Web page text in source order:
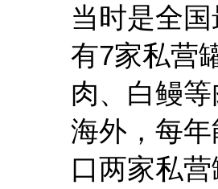
当时是全
有7家私营
肉、白鳗
海外，每
口两家私